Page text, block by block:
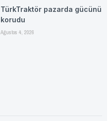
TürkTraktör pazarda gücünü
korudu
Ağustos 4, 2026